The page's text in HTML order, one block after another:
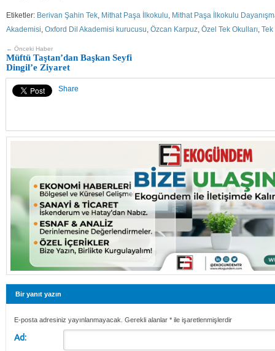
Etiketler: Berivan Şahin Tek, Mithat Paşa İlkokulu, Mithat Paşa İlkokulu
Akademisi, Oxford Dil Akademisi kurucusu, Özcan Karpuz, Özel Tek Okulları, Tek
← Önceki Haber
Müftü Taştan’dan Başkan Seyfi
Dingil’e Ziyaret
Share
Bir yanıt yazın
E-posta adresiniz yayınlanmayacak. Gerekli alanlar * ile işaretlenmişlerdir
Ad: